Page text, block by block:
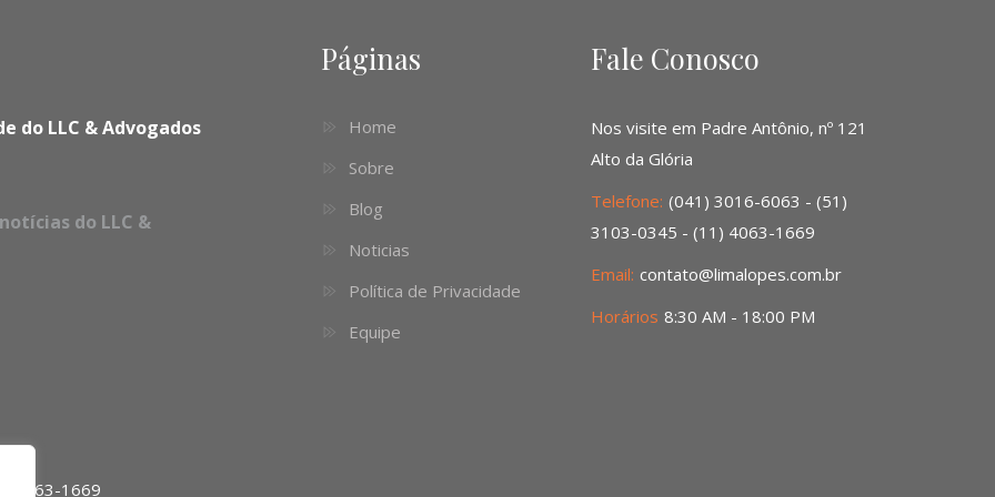
do LLC & Advogados
do LLC &
4063-1669
Páginas
Home
Sobre
Blog
Noticias
Política de Privacidade
Equipe
Fale Conosco
Nos visite em Padre Antônio, nº 121
Alto da Glória
Telefone: (041) 3016-6063 - (51)
3103-0345 - (11) 4063-1669
Email: contato@limalopes.com.br
Horários 8:30 AM - 18:00 PM